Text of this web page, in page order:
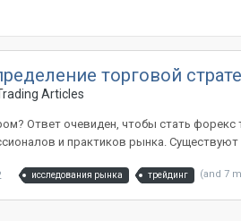
торговой
Articles
Ответ очевиден, чтобы стать
и практиков рынка.
исследования рынка трейдинг (and 7